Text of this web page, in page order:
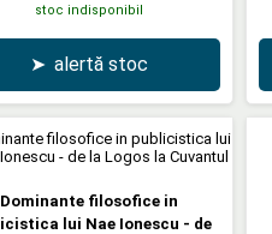
stoc indisponibil
➤ alertă stoc
Dominante filosofice in
lui Nae Ionescu - de